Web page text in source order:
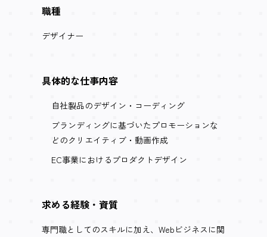
職種
デザイナー
具体的な仕事内容
自社製品のデザイン・コーディング
ブランディングに基づいたプロモーションな
どのクリエイティブ・動画作成
EC事業におけるプロダクトデザイン
求める経験・資質
専門職としてのスキルに加え、Webビジネスに関